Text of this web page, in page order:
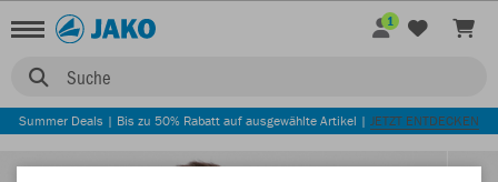
Suche
1
Summer Deals | Bis zu 50% Rabatt auf ausgewählte Artikel | JETZT ENTDECKEN